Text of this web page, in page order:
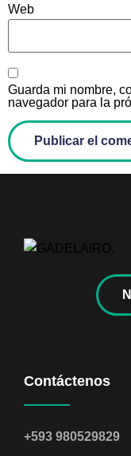
Web
Guarda mi nombre,
navegador para la
Contáctenos
+593 980529829